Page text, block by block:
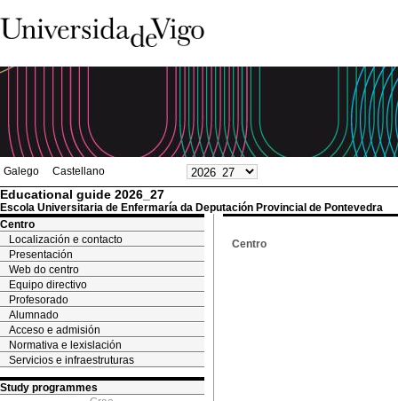
Galego Castellano
Educational guide 2026_27
Escola Universitaria de Enfermaría da Deputación Provincial de Pontevedra
Centro
Localización e contacto
Presentación
Web do centro
Equipo directivo
Profesorado
Alumnado
Acceso e admisión
Normativa e lexislación
Servicios e infraestruturas
Study programmes
Centro